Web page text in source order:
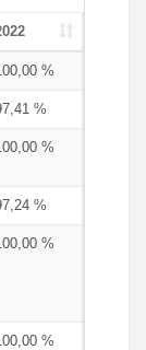
%
%
%
%
%
%